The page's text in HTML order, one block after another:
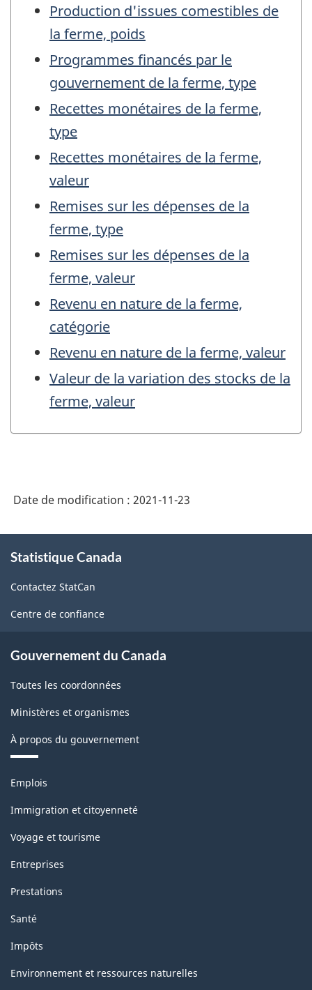
Production d'issues comestibles de
la ferme, poids
Programmes financés par le
gouvernement de la ferme, type
Recettes monétaires de la ferme,
type
Recettes monétaires de la ferme,
valeur
Remises sur les dépenses de la
ferme, type
Remises sur les dépenses de la
ferme, valeur
Revenu en nature de la ferme,
catégorie
Revenu en nature de la ferme, valeur
Valeur de la variation des stocks de la
ferme, valeur
Date de modification : 2021-11-23
propos
ce
site
Statistique Canada
Contactez StatCan
Centre de confiance
Gouvernement du Canada
Toutes les coordonnées
Ministères et organismes
À propos du gouvernement
Thèmes
sujets
Emplois
Immigration et citoyenneté
Voyage et tourisme
Entreprises
Prestations
Santé
Impôts
Environnement et ressources naturelles